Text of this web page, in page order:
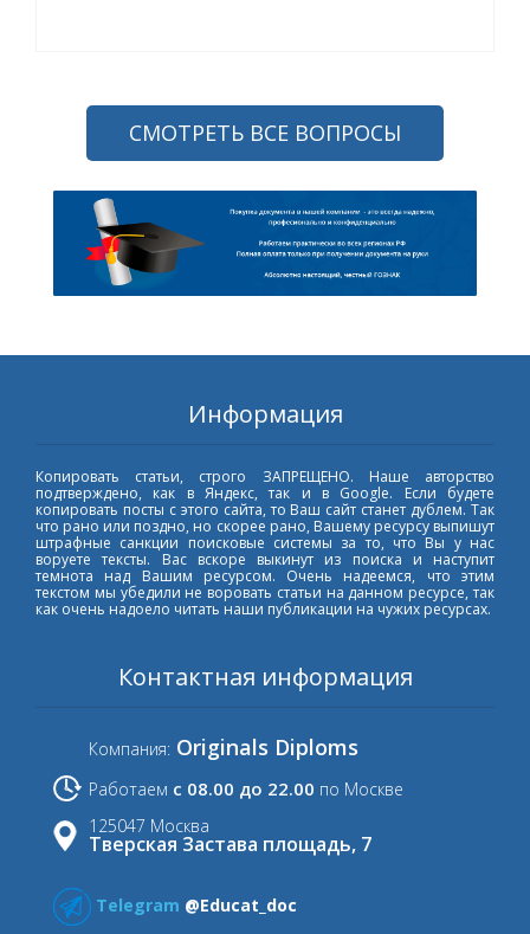
СМОТРЕТЬ ВСЕ ВОПРОСЫ
Информация
Копировать статьи, строго ЗАПРЕЩЕНО. Наше авторство
подтверждено, как в Яндекс, так и в Google. Если будете
копировать посты с этого сайта, то Ваш сайт станет дублем. Так
что рано или поздно, но скорее рано, Вашему ресурсу выпишут
штрафные санкции поисковые системы за то, что Вы у нас
воруете тексты. Вас вскоре выкинут из поиска и наступит
темнота над Вашим ресурсом. Очень надеемся, что этим
текстом мы убедили не воровать статьи на данном ресурсе, так
как очень надоело читать наши публикации на чужих ресурсах.
Контактная информация
Компания: Originals Diploms
Работаем с 08.00 до 22.00 по Москве
125047 Москва
Тверская Застава площадь, 7
Telegram @Educat_doc